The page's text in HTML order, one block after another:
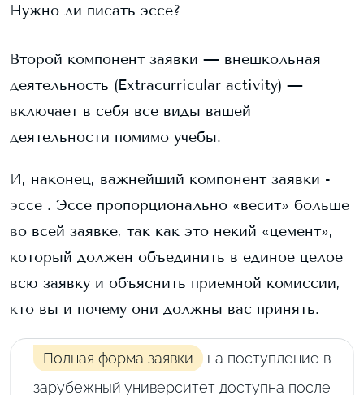
Нужно ли писать эссе?
Второй компонент заявки — внешкольная
деятельность (Extracurricular activity) —
включает в себя все виды вашей
деятельности помимо учебы.
И, наконец, важнейший компонент заявки -
эссе . Эссе пропорционально «весит» больше
во всей заявке, так как это некий «цемент»,
который должен объединить в единое целое
всю заявку и объяснить приемной комиссии,
кто вы и почему они должны вас принять.
Полная форма заявки
на поступление в
зарубежный университет доступна после